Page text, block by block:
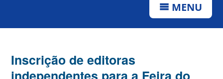
MENU
Inscrição de editoras
independentes para a Feira do